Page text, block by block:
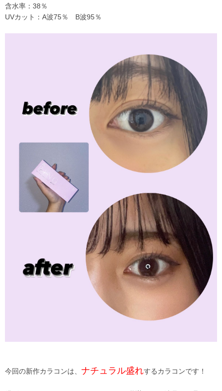
含水率：38％
UVカット：A波75％ B波95％
今回の新作カラコンは、 ナチュラル盛れするカラコンです！